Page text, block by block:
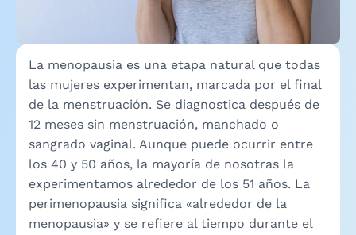
La menopausia es una etapa natural que todas
las mujeres experimentan, marcada por el final
de la menstruación. Se diagnostica después de
12 meses sin menstruación, manchado o
sangrado vaginal. Aunque puede ocurrir entre
los 40 y 50 años, la mayoría de nosotras la
experimentamos alrededor de los 51 años. La
perimenopausia significa «alrededor de la
menopausia» y se refiere al tiempo durante el